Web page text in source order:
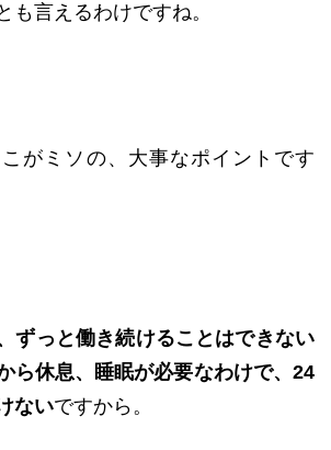
も言えるわけですね。
がミソの、大事なポイントです
ずっと働き続けることはできない
ら休息、睡眠が必要なわけで、24
ないですから。